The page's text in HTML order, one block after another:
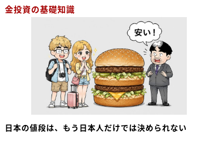
金投資の基礎知識
日本の値段は、もう日本人だけでは決められない